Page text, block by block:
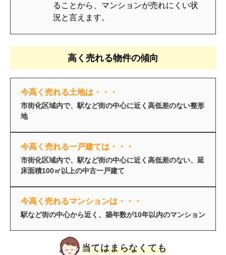
ることから、マンションが売れにくい状
況と言えます。
高く売れる物件の傾向
今高く売れる土地は・・・
市街化区域内で、駅など街の中心に近く高低差のない整形
地
今高く売れる一戸建ては・・・
市街化区域内で、駅など街の中心に近く高低差のない、延
床面積100㎡以上の中古一戸建て
今高く売れるマンションは・・・
駅など街の中心から近く、築年数が10年以内のマンション
当てはまらなくても